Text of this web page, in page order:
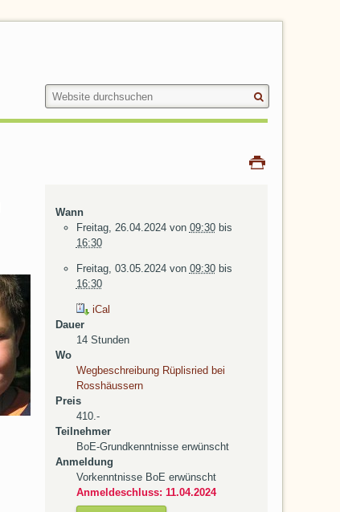
Suche
Website
durchsuchen
Wann
Freitag, 26.04.2024von 09:30bis
16:30
Freitag, 03.05.2024von 09:30bis
16:30
iCal
Dauer
14 Stunden
Wo
Wegbeschreibung Rüplisried bei
Rosshäussern
Preis
410.-
Teilnehmer
BoE-Grundkenntnisse erwünscht
Anmeldung
Vorkenntnisse BoE erwünscht
Anmeldeschluss: 11.04.2024